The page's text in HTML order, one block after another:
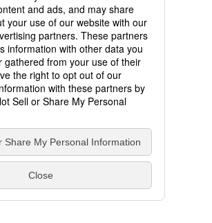
© Dai Nippon Printing Co., Ltd.